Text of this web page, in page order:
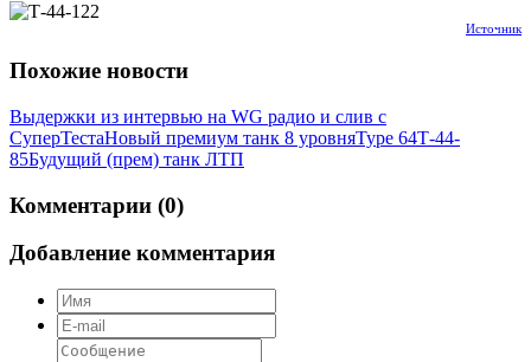
Источник
Похожие новости
Выдержки из интервью на WG радио и слив с
СуперТестаНовый премиум танк 8 уровняType 64Т-44-
85Будущий (прем) танк ЛТП
Комментарии (0)
Добавление комментария